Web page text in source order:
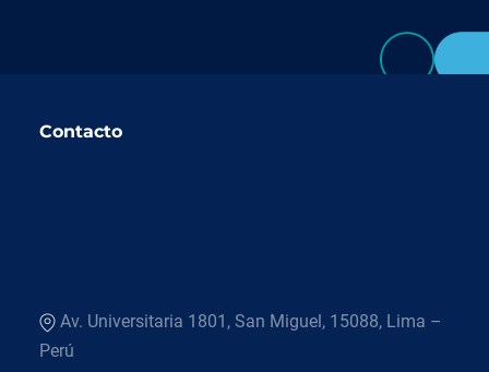
Contacto
Av. Universitaria 1801, San Miguel, 15088, Lima –
Perú